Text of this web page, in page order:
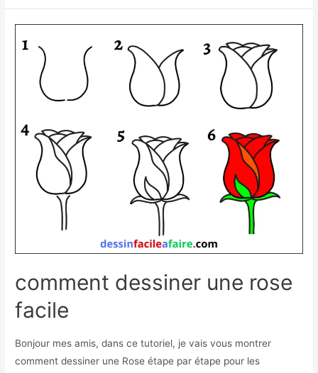
voiture facilement
comment dessiner une rose
facile
Bonjour mes amis, dans ce tutoriel, je vais vous montrer
comment dessiner une Rose étape par étape pour les